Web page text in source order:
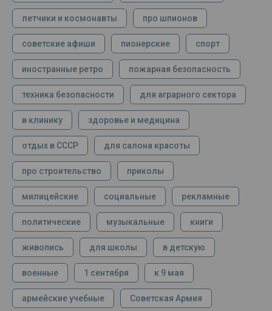
летчики и космонавты про шпионов
советские афиши пионерские спорт
иностранные ретро пожарная безопасность
техника безопасности для аграрного сектора
в клинику здоровье и медицина
отдых в СССР для салона красоты
про строительство приколы
милицейские социальные рекламные
политические музыкальные книги
живопись для школы в детскую
военные 1 сентября к 9 мая
армейские учебные Советская Армия